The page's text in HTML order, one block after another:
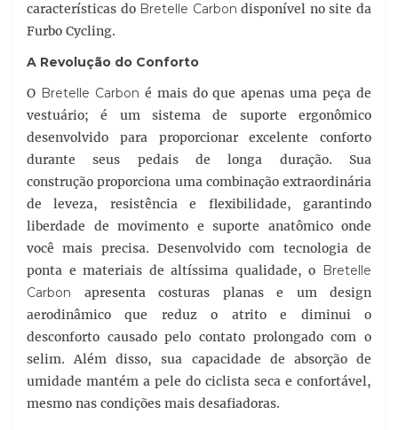
características do Bretelle Carbon disponível no site da
Furbo Cycling.
A Revolução do Conforto
O Bretelle Carbon é mais do que apenas uma peça de
vestuário; é um sistema de suporte ergonômico
desenvolvido para proporcionar excelente conforto
durante seus pedais de longa duração. Sua
construção proporciona uma combinação extraordinária
de leveza, resistência e flexibilidade, garantindo
liberdade de movimento e suporte anatômico onde
você mais precisa. Desenvolvido com tecnologia de
ponta e materiais de altíssima qualidade, o
Bretelle
Carbon apresenta costuras planas e um design
aerodinâmico que reduz o atrito e diminui o
desconforto causado pelo contato prolongado com o
selim. Além disso, sua capacidade de absorção de
umidade mantém a pele do ciclista seca e confortável,
mesmo nas condições mais desafiadoras.